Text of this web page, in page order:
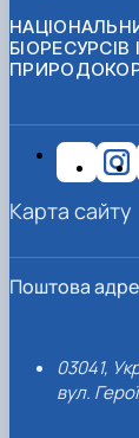
БІОРЕСУРСІВ І
Поштова
03041,
вул.
Карта сайту